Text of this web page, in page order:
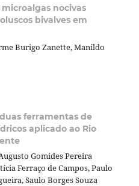
nocivas
bivalves em
Burigo Zanette, Manildo
ferramentas de
aplicado ao Rio
Gomides Pereira
Ferraço de Campos, Paulo
Saulo Borges Souza